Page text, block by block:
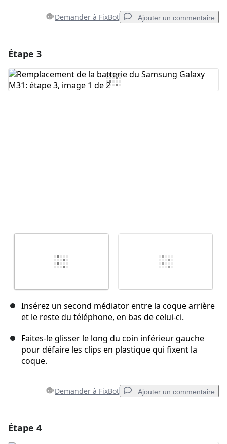
Demander à FixBot Ajouter un commentaire
Ajouter un commentaire
Étape 3
Insérez un second médiator entre la coque arrière
et le reste du téléphone, en bas de celui-ci.
Faites-le glisser le long du coin inférieur gauche
pour défaire les clips en plastique qui fixent la
coque.
Demander à FixBot Ajouter un commentaire
Étape 4